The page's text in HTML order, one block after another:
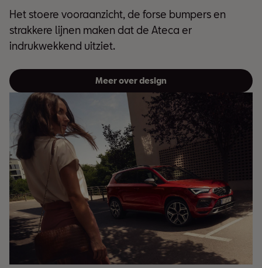
Het stoere vooraanzicht, de forse bumpers en
strakkere lijnen maken dat de Ateca er
indrukwekkend uitziet.
Meer over design